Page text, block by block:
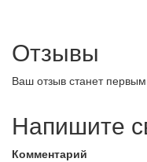
Отзывы
Ваш отзыв станет первым
Напишите
Комментарий